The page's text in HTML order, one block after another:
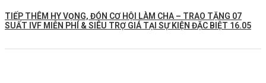
TIẾP THÊM HY VỌNG, ĐÓN CƠ HỘI LÀM CHA – TRAO TẶNG 07
SUẤT IVF MIỄN PHÍ & SIÊU TRỢ GIÁ TẠI SỰ KIỆN ĐẶC BIỆT 16.05